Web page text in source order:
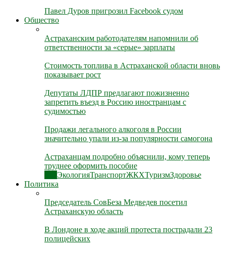
Павел Дуров пригрозил Facebook судом
Общество
Астраханским работодателям напомнили об
ответственности за «серые» зарплаты
Стоимость топлива в Астраханской области вновь
показывает рост
Депутаты ЛДПР предлагают пожизненно
запретить въезд в Россию иностранцам с
судимостью
Продажи легального алкоголя в России
значительно упали из-за популярности самогона
Астраханцам подробно объяснили, кому теперь
труднее оформить пособие
ЭкологияТранспортЖКХТуризмЗдоровье
Политика
Председатель СовБеза Медведев посетил
Астраханскую область
В Лондоне в ходе акций протеста пострадали 23
полицейских